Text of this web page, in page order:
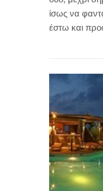
ίσως να
έστω και